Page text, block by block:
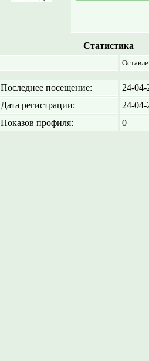
Статистика
Последнее посещение:
24-04-
Дата регистрации:
24-04-
Показов профиля:
0